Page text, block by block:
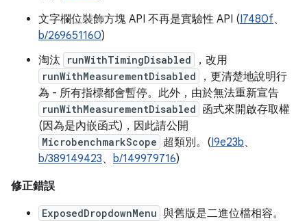
文字欄位裝飾方塊 API 不再是實驗性 API (I7480f、
b/269651160)
淘汰
runWithTimingDisabled ，改用
runWithMeasurementDisabled
，更清楚地說明行
為 - 所有指標都會暫停。此外，由於無法重新宣告
runWithMeasurementDisabled 函式來開啟存取權
(因為是內嵌函式)，因此請公開
MicrobenchmarkScope 超類別。(I9e23b、
b/389149423、 b/149979716)
修正錯誤
ExposedDropdownMenu 與舊版是二進位檔相容。